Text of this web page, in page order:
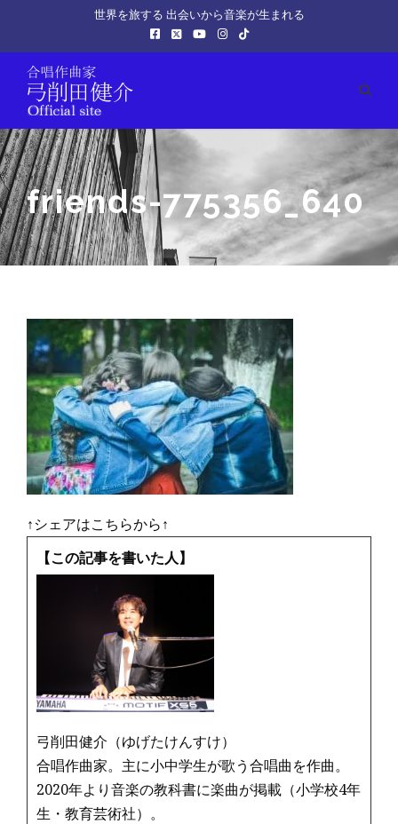
世界を旅する 出会いから音楽が生まれる
friends-775356_640
↑シェアはこちらから↑
【この記事を書いた人】
弓削田健介（ゆげたけんすけ）
合唱作曲家。主に小中学生が歌う合唱曲を作曲。
2020年より音楽の教科書に楽曲が掲載（小学校4年
生・教育芸術社）。